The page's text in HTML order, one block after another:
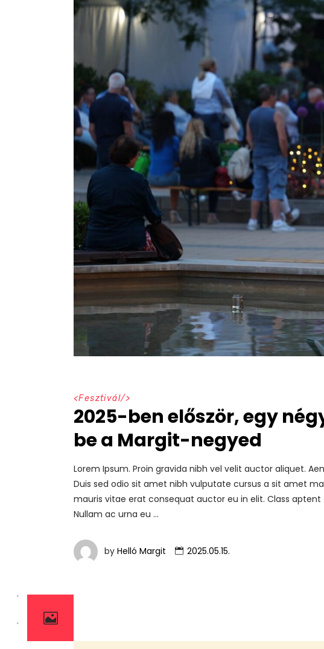
<Fesztivál/>
2025-ben először, egy
be a Margit-negyed
Lorem Ipsum. Proin gravida nibh vel velit auctor aliquet.
Duis sed odio sit amet nibh vulputate cursus a sit amet
mauris vitae erat consequat auctor eu in elit. Class
Nullam ac urna eu
by Helló Margit 2025.05.15.